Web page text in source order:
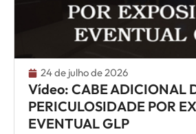
24 de julho de 2026
Vídeo: CABE ADICIONAL
PERICULOSIDADE POR
EVENTUAL GLP